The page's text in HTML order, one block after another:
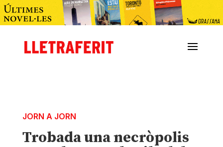
JORN A JORN
Trobada una necròpolis